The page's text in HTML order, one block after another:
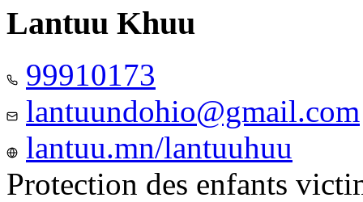
Lantuu Khuu
99910173
lantuundohio@gmail.com
lantuu.mn/lantuuhuu
Protection des enfants